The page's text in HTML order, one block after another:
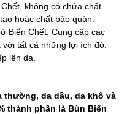
không có chứa chất
hoặc chất bảo quản.
Biển Chết. Cung cấp các
tất cả những lợi ích đó.
lên da.
thường, da dầu, da khô và
thành phần là Bùn Biển